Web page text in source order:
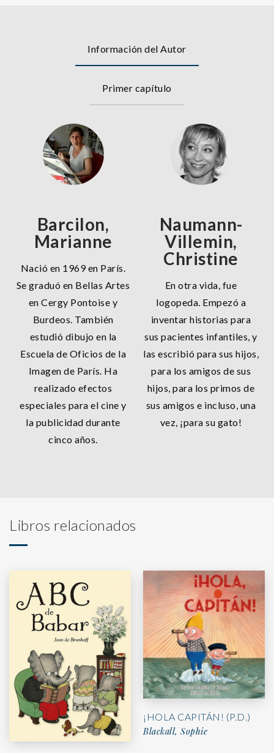
Información del Autor
Primer capítulo
Barcilon,
Marianne
Nació en 1969 en París.
Se graduó en Bellas Artes
en Cergy Pontoise y
Burdeos. También
estudió dibujo en la
Escuela de Oficios de la
Imagen de París. Ha
realizado efectos
especiales para el cine y
la publicidad durante
cinco años.
Naumann-
Villemin,
Christine
En otra vida, fue
logopeda. Empezó a
inventar historias para
sus pacientes infantiles, y
las escribió para sus hijos,
para los amigos de sus
hijos, para los primos de
sus amigos e incluso, una
vez, ¡para su gato!
Libros relacionados
¡HOLA CAPITÁN! (P.D.)
Blackall, Sophie